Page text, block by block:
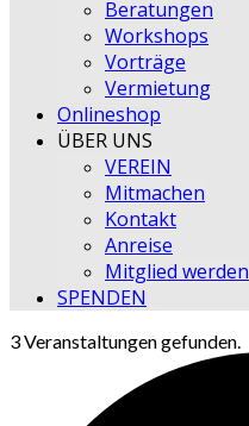
Beratungen
Workshops
Vorträge
Vermietung
Onlineshop
ÜBER UNS
VEREIN
Mitmachen
Kontakt
Anreise
Mitglied werden
SPENDEN
3 Veranstaltungen gefunden.